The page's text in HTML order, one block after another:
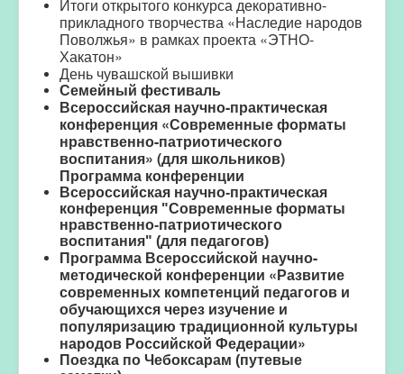
Итоги открытого конкурса декоративно-
прикладного творчества «Наследие народов
Поволжья» в рамках проекта «ЭТНО-
Хакатон»
День чувашской вышивки
Семейный фестиваль
Всероссийская научно-практическая
конференция «Современные форматы
нравственно-патриотического
воспитания» (для школьников)
Программа конференции
Всероссийская научно-практическая
конференция "Современные форматы
нравственно-патриотического
воспитания" (для педагогов)
Программа Всероссийской научно-
методической конференции «Развитие
современных компетенций педагогов и
обучающихся через изучение и
популяризацию традиционной культуры
народов Российской Федерации»
Поездка по Чебоксарам (путевые